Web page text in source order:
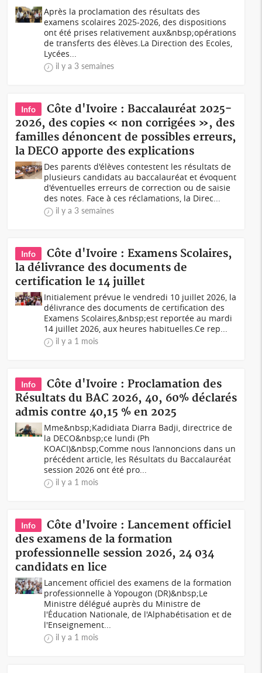
Après la proclamation des résultats des
examens scolaires 2025-2026, des dispositions
ont été prises relativement aux&nbsp;opérations
de transferts des élèves.La Direction des Ecoles,
Lycées...
il y a 3 semaines
Info
Côte d'Ivoire : Baccalauréat 2025-
2026, des copies « non corrigées », des
familles dénoncent de possibles erreurs,
la DECO apporte des explications
Des parents d'élèves contestent les résultats de
plusieurs candidats au baccalauréat et évoquent
d'éventuelles erreurs de correction ou de saisie
des notes. Face à ces réclamations, la Direc...
il y a 3 semaines
Info
Côte d'Ivoire : Examens Scolaires,
la délivrance des documents de
certification le 14 juillet
Initialement prévue le vendredi 10 juillet 2026, la
délivrance des documents de certification des
Examens Scolaires,&nbsp;est reportée au mardi
14 juillet 2026, aux heures habituelles.Ce rep...
il y a 1 mois
Info
Côte d'Ivoire : Proclamation des
Résultats du BAC 2026, 40, 60% déclarés
admis contre 40,15 % en 2025
Mme&nbsp;Kadidiata Diarra Badji, directrice de
la DECO&nbsp;ce lundi (Ph
KOACI)&nbsp;Comme nous l’annoncions dans un
précédent article, les Résultats du Baccalauréat
session 2026 ont été pro...
il y a 1 mois
Info
Côte d'Ivoire : Lancement officiel
des examens de la formation
professionnelle session 2026, 24 034
candidats en lice
Lancement officiel des examens de la formation
professionnelle à Yopougon (DR)&nbsp;Le
Ministre délégué auprès du Ministre de
l'Éducation Nationale, de l'Alphabétisation et de
l'Enseignement...
il y a 1 mois